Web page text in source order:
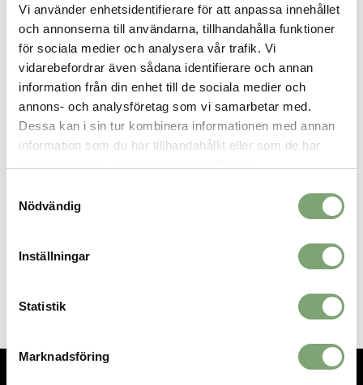
Vi använder enhetsidentifierare för att anpassa innehållet
och annonserna till användarna, tillhandahålla funktioner
för sociala medier och analysera vår trafik. Vi
vidarebefordrar även sådana identifierare och annan
information från din enhet till de sociala medier och
annons- och analysföretag som vi samarbetar med.
Dessa kan i sin tur kombinera informationen med annan
information som du har tillhandahållit eller som de har
Nödvändig
Inställningar
Statistik
Marknadsföring
behöver ett par riktigt bra vinterstövlar när du tar dig fram på
stadens gator.
Specifikation:
Ultravarm
Lätt
Innerfoder: akryl
Tillverkad i Sverige
SPARA SOM FAVORIT